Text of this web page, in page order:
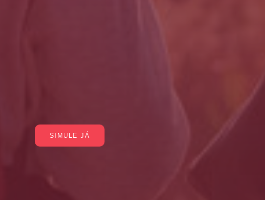
SIMULE JÁ